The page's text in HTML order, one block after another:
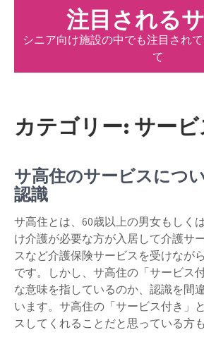
content
注目される
シニア向け施設の中でも注目されて
て
カテゴリー: サービ
サ高住のサービスにつ
認識
サ高住とは、60歳以上の男女もしく
け介護が必要な方が入居して介護サ
スなど介護保険サービスを受けなが
です。しかし、サ高住の「サービス
な意味を指しているのか、認識を間
います。サ高住の「サービス付き」
スしてくれることだと思っている方